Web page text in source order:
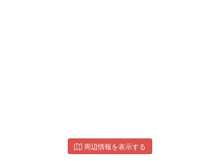
周辺情報を表示する